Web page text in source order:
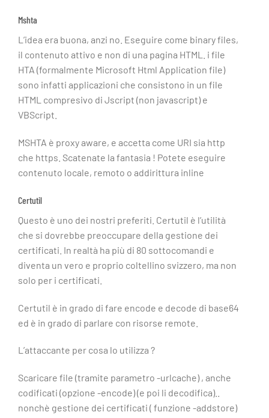
Mshta
L’idea era buona, anzi no. Eseguire come binary files,
il contenuto attivo e non di una pagina HTML. i file
HTA (formalmente Microsoft Html Application file)
sono infatti applicazioni che consistono in un file
HTML compresivo di Jscript (non javascript) e
VBScript.
MSHTA è proxy aware, e accetta come URI sia http
che https. Scatenate la fantasia ! Potete eseguire
contenuto locale, remoto o addirittura inline
Certutil
Questo è uno dei nostri preferiti. Certutil è l’utilità
che si dovrebbe preoccupare della gestione dei
certificati. In realtà ha più di 80 sottocomandi e
diventa un vero e proprio coltellino svizzero, ma non
solo per i certificati.
Certutil è in grado di fare encode e decode di base64
ed è in grado di parlare con risorse remote.
L’attaccante per cosa lo utilizza ?
Scaricare file (tramite parametro -urlcache) , anche
codificati (opzione -encode) (e poi li decodifica)..
nonchè gestione dei certificati ( funzione -addstore)